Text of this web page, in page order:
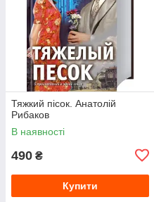
Тяжкий пісок. Анатолій
Рибаков
В наявності
490 ₴
Купити